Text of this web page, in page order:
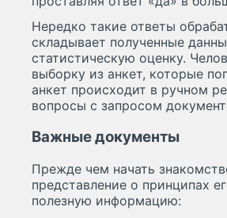
Нередко такие ответы
складывает полученные
статистическую оценку.
выборку из анкет, которые
анкет происходит в ручном
вопросы с запросом
Важные документы
Прежде чем начать
представление о принципах
полезную информацию: